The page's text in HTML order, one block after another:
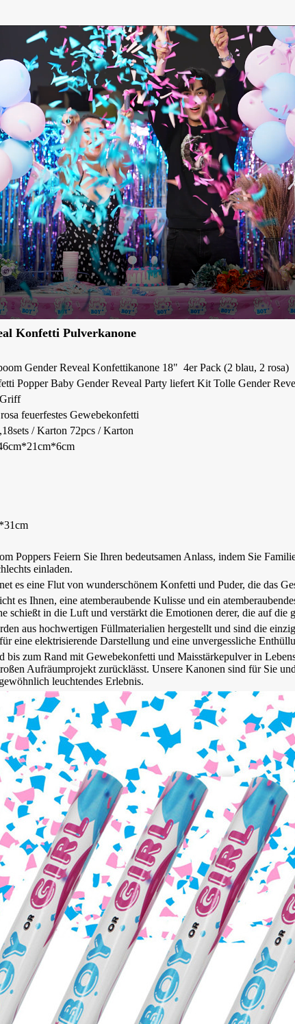
Konfetti Pulverkanone
Gender Reveal Konfettikanone 18" 4er Pack (2 blau, 2 rosa)
Popper Baby Gender Reveal Party liefert Kit Tolle Gender
feuerfestes Gewebekonfetti
,18sets / Karton 72pcs / Karton
Poppers Feiern Sie Ihren bedeutsamen Anlass, indem Sie
einladen.
es eine Flut von wunderschönem Konfetti und Puder, die das
es Ihnen, eine atemberaubende Kulisse und ein
schießt in die Luft und verstärkt die Emotionen derer, die auf die
aus hochwertigen Füllmaterialien hergestellt und sind die
eine elektrisierende Darstellung und eine unvergessliche
bis zum Rand mit Gewebekonfetti und Maisstärkepulver in
Aufräumprojekt zurücklässt. Unsere Kanonen sind für Sie
leuchtendes Erlebnis.